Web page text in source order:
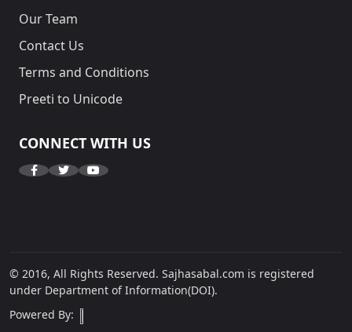
Our Team
Contact Us
Terms and Conditions
Preeti to Unicode
CONNECT WITH US
© 2016, All Rights Reserved. Sajhasabal.com is registered
under Department of Information(DOI).
Powered By: